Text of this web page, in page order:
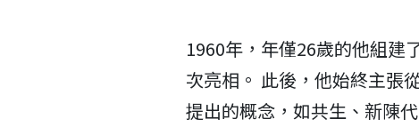
1960年，年僅26歲的他組建
次亮相。 此後，他始終主張
提出的概念，如共生、新陳